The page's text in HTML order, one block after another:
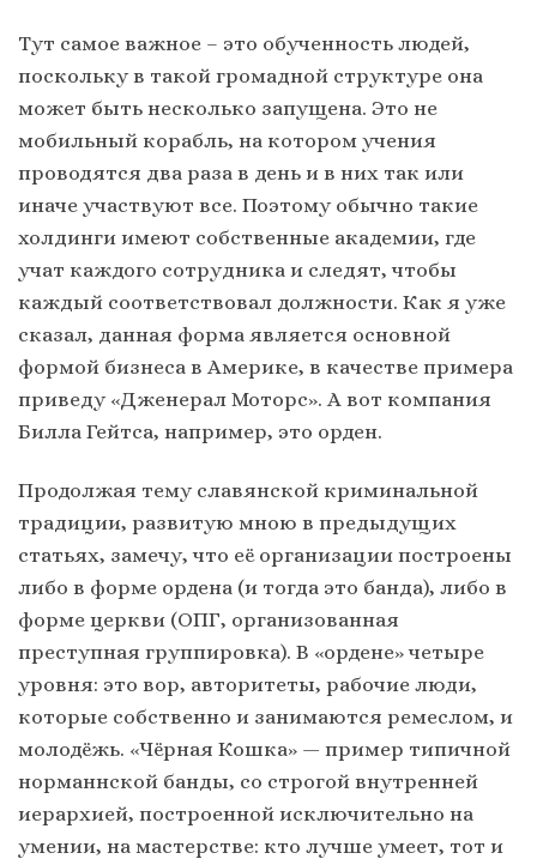
Тут самое важное – это обученность людей,
поскольку в такой громадной структуре она
может быть несколько запущена. Это не
мобильный корабль, на котором учения
проводятся два раза в день и в них так или
иначе участвуют все. Поэтому обычно такие
холдинги имеют собственные академии, где
учат каждого сотрудника и следят, чтобы
каждый соответствовал должности. Как я уже
сказал, данная форма является основной
формой бизнеса в Америке, в качестве примера
приведу «Дженерал Моторс». А вот компания
Билла Гейтса, например, это орден.
Продолжая тему славянской криминальной
традиции, развитую мною в предыдущих
статьях, замечу, что её организации построены
либо в форме ордена (и тогда это банда), либо в
форме церкви (ОПГ, организованная
преступная группировка). В «ордене» четыре
уровня: это вор, авторитеты, рабочие люди,
которые собственно и занимаются ремеслом, и
молодёжь. «Чёрная Кошка» — пример типичной
норманнской банды, со строгой внутренней
иерархией, построенной исключительно на
умении, на мастерстве: кто лучше умеет, тот и